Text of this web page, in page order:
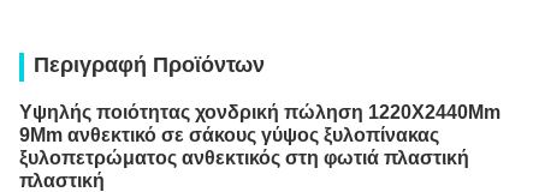
Περιγραφή Προϊόντων
Υψηλής ποιότητας χονδρική πώληση 1220X2440Mm
9Mm ανθεκτικό σε σάκους γύψος ξυλοπίνακας
ξυλοπετρώματος ανθεκτικός στη φωτιά πλαστική
πλαστική